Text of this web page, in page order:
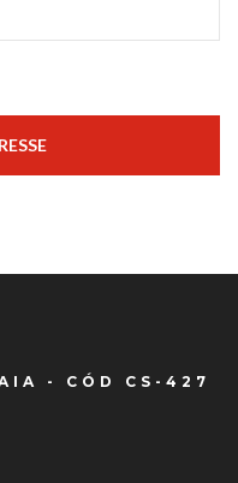
- CÓD CS-427